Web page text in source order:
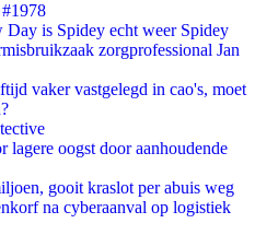
is Spidey echt weer Spidey
zorgprofessional Jan
vaker vastgelegd in cao's, moet
lagere oogst door aanhoudende
gooit kraslot per abuis weg
na cyberaanval op logistiek